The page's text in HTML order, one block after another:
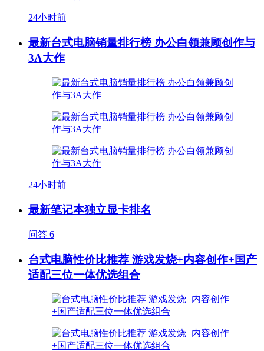
24小时前
最新台式电脑销量排行榜 办公白领兼顾创作与
3A大作
24小时前
最新笔记本独立显卡排名
问答 6
台式电脑性价比推荐 游戏发烧+内容创作+国产
适配三位一体优选组合